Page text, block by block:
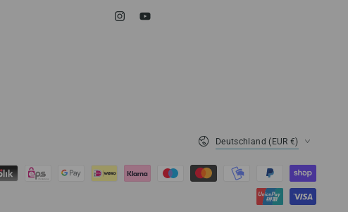
InstagramYouTube
Deutschland (EUR €)